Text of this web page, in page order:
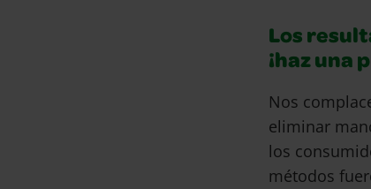
Los
¡haz una
Nos
eliminar
los
métodos